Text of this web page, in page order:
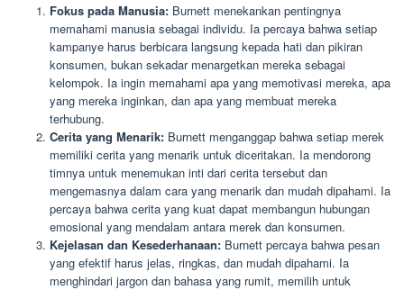
Fokus pada Manusia: Burnett menekankan pentingnya
memahami manusia sebagai individu. Ia percaya bahwa setiap
kampanye harus berbicara langsung kepada hati dan pikiran
konsumen, bukan sekadar menargetkan mereka sebagai
kelompok. Ia ingin memahami apa yang memotivasi mereka, apa
yang mereka inginkan, dan apa yang membuat mereka
terhubung.
Cerita yang Menarik: Burnett menganggap bahwa setiap merek
memiliki cerita yang menarik untuk diceritakan. Ia mendorong
timnya untuk menemukan inti dari cerita tersebut dan
mengemasnya dalam cara yang menarik dan mudah dipahami. Ia
percaya bahwa cerita yang kuat dapat membangun hubungan
emosional yang mendalam antara merek dan konsumen.
Kejelasan dan Kesederhanaan: Burnett percaya bahwa pesan
yang efektif harus jelas, ringkas, dan mudah dipahami. Ia
menghindari jargon dan bahasa yang rumit, memilih untuk